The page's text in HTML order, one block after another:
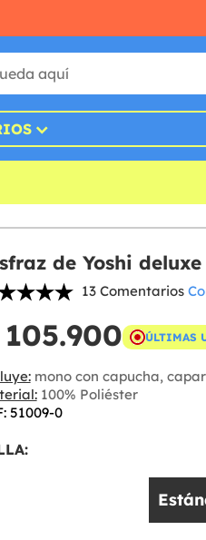
de Yoshi
13 Comentarios
ÚLTIMAS
mono con capucha,
100% Poliéster
51009-0